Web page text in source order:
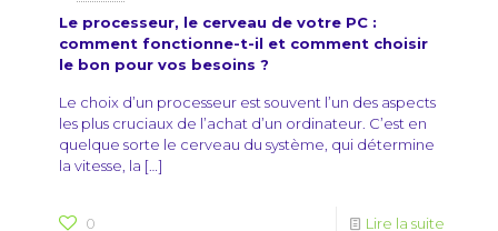
Le processeur, le cerveau de votre PC :
comment fonctionne-t-il et comment choisir
le bon pour vos besoins ?
Le choix d’un processeur est souvent l’un des aspects
les plus cruciaux de l’achat d’un ordinateur. C’est en
quelque sorte le cerveau du système, qui détermine
la vitesse, la […]
0 Lire la suite